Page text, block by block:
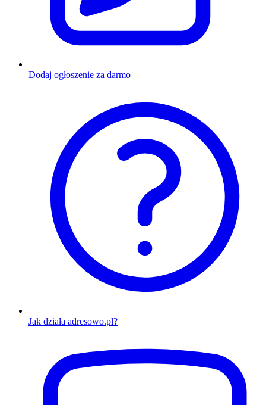
Dodaj ogłoszenie za darmo
Jak działa adresowo.pl?